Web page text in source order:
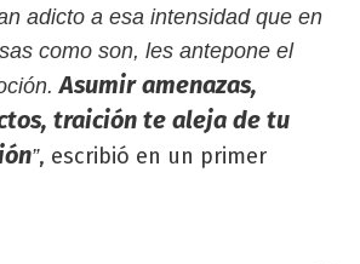
adicto a esa intensidad que en
como son, les antepone el
Asumir amenazas,
traición te aleja de tu
”, escribió en un primer